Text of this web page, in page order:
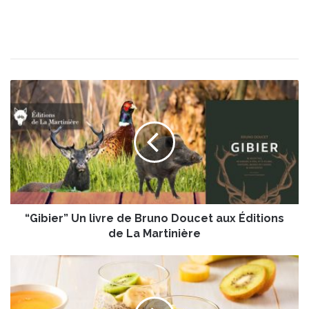
“
G
i
b
i
e
r
”
U
e
d
“Gibier” Un livre de Bruno Doucet aux Éditions
de La Martinière
i